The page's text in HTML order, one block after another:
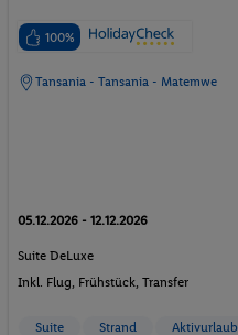
100%
Tansania - Tansania - Matemwe
05.12.2026 - 12.12.2026
Suite DeLuxe
Inkl. Flug, Frühstück , Transfer
Suite Strand Aktivurlaub